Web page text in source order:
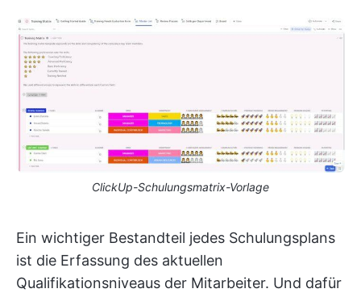
ClickUp-Schulungsmatrix-Vorlage
Ein wichtiger Bestandteil jedes Schulungsplans
ist die Erfassung des aktuellen
Qualifikationsniveaus der Mitarbeiter. Und dafür